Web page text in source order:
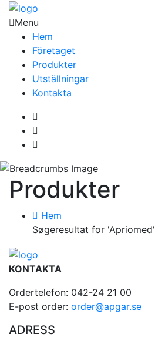
Menu
Hem
Företaget
Produkter
Utställningar
Kontakta
Produkter
Hem
Søgeresultat for 'Apriomed'
KONTAKTA
Ordertelefon: 042-24 21 00
E-post order: order@apgar.se
ADRESS